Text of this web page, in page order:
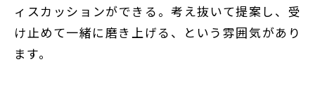
ィスカッションができる。考え抜いて提案し、受
け止めて一緒に磨き上げる、という雰囲気があり
ます。